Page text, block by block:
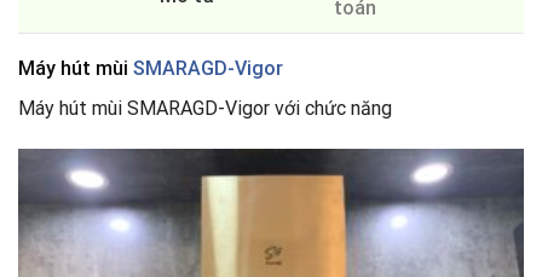
toán
Máy hút mùi SMARAGD-Vigor
Máy hút mùi SMARAGD-Vigor với chức năng